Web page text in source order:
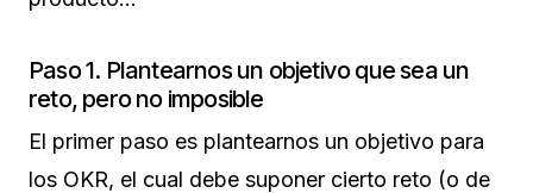
Paso 1. Plantearnos un objetivo que sea un
reto, pero no imposible
El primer paso es plantearnos un objetivo para
los OKR, el cual debe suponer cierto reto (o de